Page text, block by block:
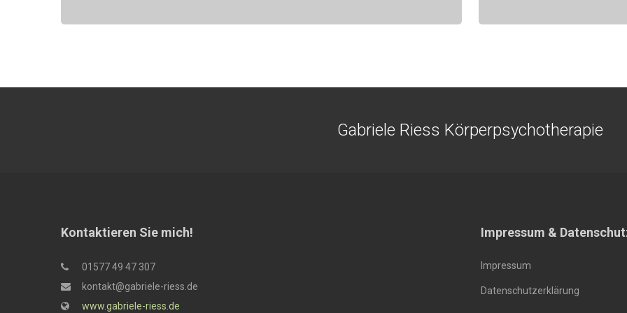
Gabriele Riess Körperpsychotherapie
Kontaktieren Sie mich!
01577 49 47 307
kontakt@gabriele-riess.de
www.gabriele-riess.de
Impressum &
Impressum
Datenschutzerklärung